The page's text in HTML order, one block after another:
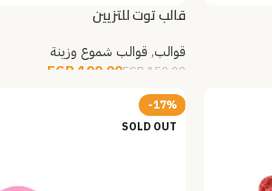
قالب توت للتزيين
قوالب, قوالب شموع وزينة
150.00
EGP
100.00
EGP
قراءة المزيد
-17%
SOLD OUT